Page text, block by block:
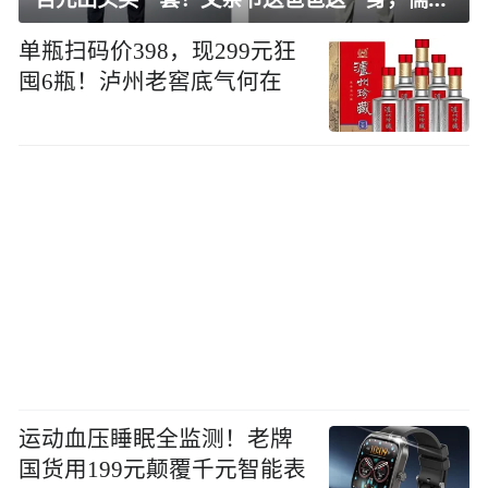
单瓶扫码价398，现299元狂
囤6瓶！泸州老窖底气何在
运动血压睡眠全监测！老牌
国货用199元颠覆千元智能表